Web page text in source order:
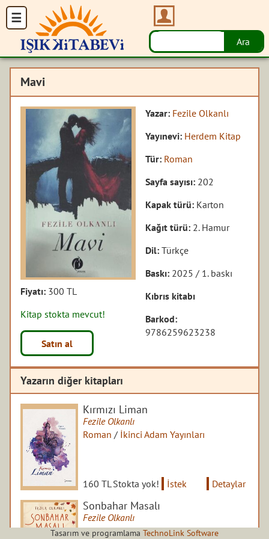
Mavi
Fiyatı: 300 TL
Kitap stokta mevcut!
Satın al
Yazar: Fezile Olkanlı
Yayınevi: Herdem Kitap
Tür: Roman
Sayfa sayısı: 202
Kapak türü: Karton
Kağıt türü: 2. Hamur
Dil:Türkçe
Baskı: 2025 / 1. baskı
Kıbrıs kitabı
Barkod:
9786259623238
Yazarın diğer kitapları
Kırmızı Liman
Fezile Olkanlı
Roman / İkinci Adam Yayınları
160 TLStokta yok! İstek Detaylar
Sonbahar Masalı
Fezile Olkanlı
Roman/Eyobi Yayınları
Tasarım ve programlama TechnoLink Software